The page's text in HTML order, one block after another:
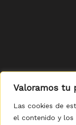
Valoramos tu
Las cookies de
el contenido y los